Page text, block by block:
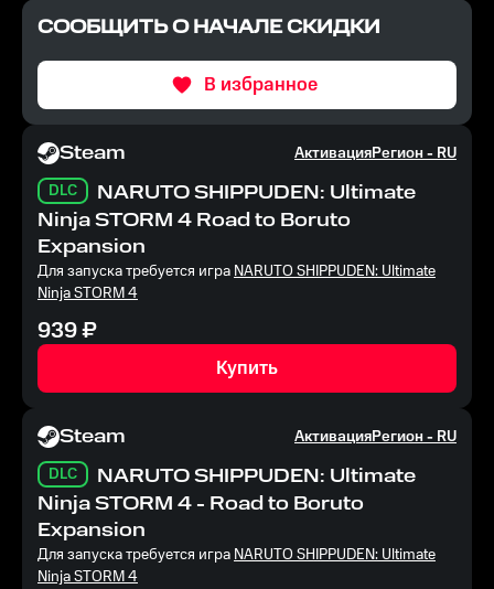
СООБЩИТЬ О НАЧАЛЕ СКИДКИ
В избранное
Steam АктивацияРегион -RU
DLC
NARUTO SHIPPUDEN: Ultimate
Ninja STORM 4 Road to Boruto
Expansion
Для запуска требуется играNARUTO SHIPPUDEN: Ultimate
Ninja STORM 4
939₽
Купить
Steam АктивацияРегион -RU
DLC
NARUTO SHIPPUDEN: Ultimate
Ninja STORM 4 - Road to Boruto
Expansion
Для запуска требуется играNARUTO SHIPPUDEN: Ultimate
Ninja STORM 4